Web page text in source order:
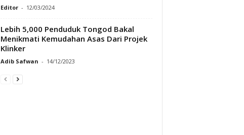
Editor - 12/03/2024
Lebih 5,000 Penduduk Tongod Bakal
Menikmati Kemudahan Asas Dari Projek
Klinker
Adib Safwan - 14/12/2023